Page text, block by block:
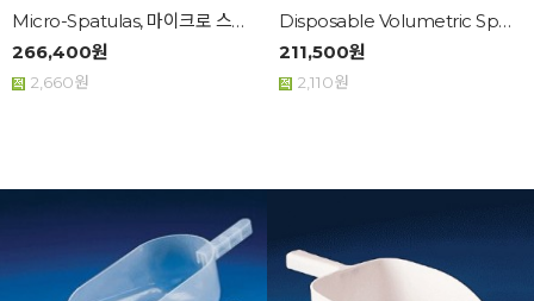
Micro-Spatulas, 마이크로 스팻틀라...
266,400원
2,660원
Disposable Volumetric Spoons...
211,500원
2,110원